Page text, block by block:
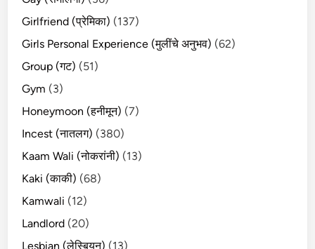
Girlfriend (प्रेमिका) (137)
Girls Personal Experience (मुलींचे अनुभव) (62)
Group (गट) (51)
Gym (3)
Honeymoon (हनीमून) (7)
Incest (नातलग) (380)
Kaam Wali (नोकरांनी) (13)
Kaki (काकी) (68)
Kamwali (12)
Landlord (20)
Lesbian (लेस्बियन) (13)